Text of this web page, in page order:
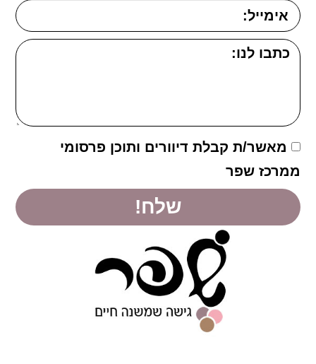
מאשר/ת קבלת דיוורים ותוכן פרסומי
ממרכז שפר
שלח!